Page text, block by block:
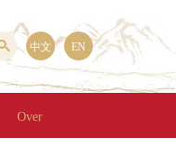
Over
中文 EN